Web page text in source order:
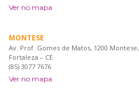
Ver no mapa
MONTESE
Av. Prof. Gomes de Matos, 1200 Montese,
Fortaleza – CE
(85) 3077 7676
Ver no mapa